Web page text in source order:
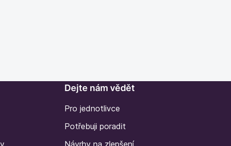
Dejte nám vědět
Pro jednotlivce
Potřebuji poradit
Návrhy na zlepšení